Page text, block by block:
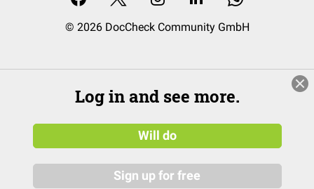
© 2026 DocCheck Community GmbH
Log in and see more.
Will do
Sign up for free